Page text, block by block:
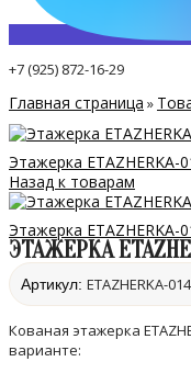
+7 (925) 872-16-29
Главная страница »
Этажерка ETAZHERKA-
Назад к товарам
Этажерка ETAZHERKA-
ЭТАЖЕРКА
Артикул: ETAZHERKA-014
Кованая этажерка
варианте: